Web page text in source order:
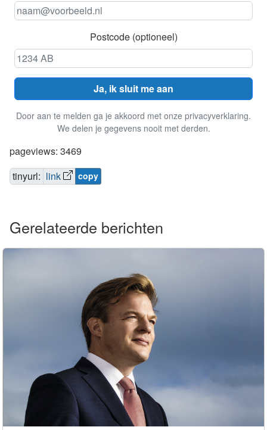
Postcode (optioneel)
Ja, ik sluit me aan
Door aan te melden ga je akkoord met onze privacyverklaring.
We delen je gegevens nooit met derden.
pageviews: 3469
tinyurl: link copy
Gerelateerde berichten